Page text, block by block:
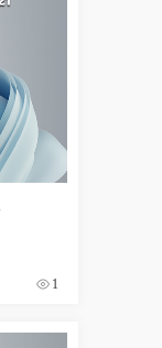
1